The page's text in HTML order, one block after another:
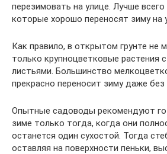
перезимовать на улице. Лучше всего
которые хорошо переносят зиму на
Как правило, в открытом грунте не
только крупноцветковые растения
листьями. Большинство
прекрасно переносит зиму даже без
Опытные садоводы рекомендуют
зиме только тогда, когда они
останется один сухостой. Тогда
оставляя на поверхности пеньки,